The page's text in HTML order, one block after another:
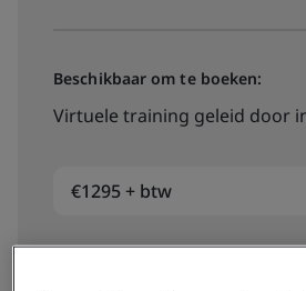
Beschikbaar om te boeken:
Virtuele training geleid door
€1295 + btw